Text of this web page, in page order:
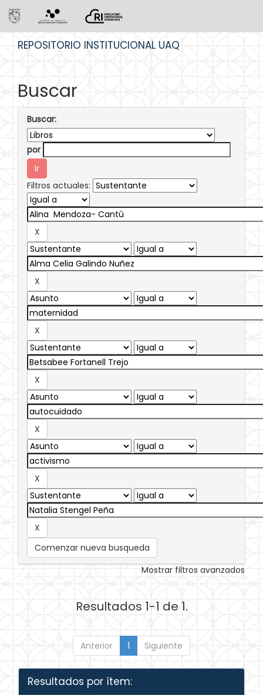
REPOSITORIO INSTITUCIONAL UAQ
Buscar
Buscar:
por
Filtros actuales:
Comenzar nueva busqueda
Mostrar filtros avanzados
Resultados 1-1 de 1.
Anterior 1 Siguiente
Resultados por ítem: